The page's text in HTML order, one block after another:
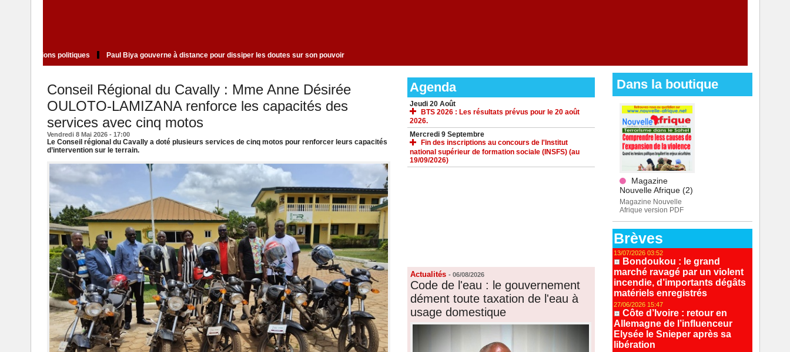
de Doumbouya ravive les tensions politiques Paul Biya gouverne à distance pour dissiper les doutes sur son pouvoir
Conseil Régional du Cavally : Mme Anne Désirée
OULOTO-LAMIZANA renforce les capacités des
services avec cinq motos
Vendredi 8 Mai 2026 - 17:00
Le Conseil régional du Cavally a doté plusieurs services de cinq motos pour renforcer leurs capacités
d’intervention sur le terrain.
Agenda
Jeudi 20 Août
BTS 2026 : Les résultats prévus pour le 20 août
2026.
Mercredi 9 Septembre
Fin des inscriptions au concours de l'Institut
national supérieur de formation sociale (INSFS) (au
19/09/2026)
Actualités - 06/08/2026
Code de l'eau : le gouvernement
dément toute taxation de l'eau à
usage domestique
Dans la boutique
Magazine
Nouvelle Afrique (2)
Magazine Nouvelle
Afrique version PDF
Brèves
13/07/2026 03:52
Bondoukou : le grand
marché ravagé par un violent
incendie, d’importants dégâts
matériels enregistrés
27/06/2026 15:47
Côte d’Ivoire : retour en
Allemagne de l’influenceur
Elysée le Snieper après sa
libération